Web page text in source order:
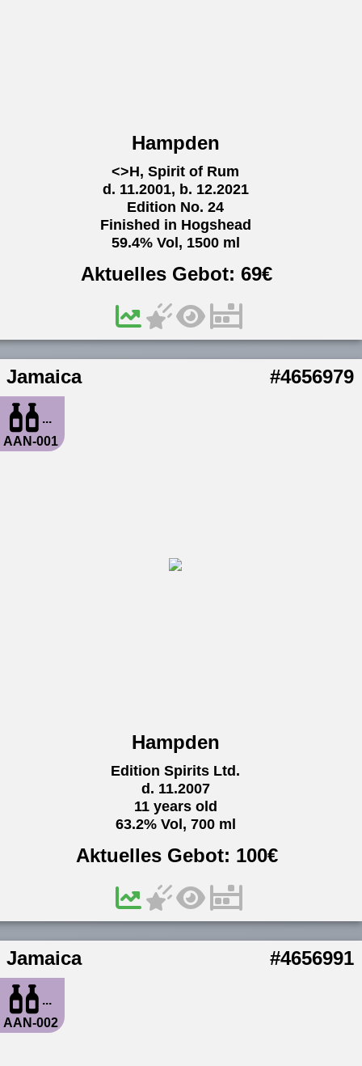
Hampden
<>H, Spirit of Rum
d. 11.2001, b. 12.2021
Edition No. 24
Finished in Hogshead
59.4% Vol, 1500 ml
Aktuelles Gebot:69€
Jamaica #4656979
...
AAN-001
Hampden
Edition Spirits Ltd.
d. 11.2007
11 years old
63.2% Vol, 700 ml
Aktuelles Gebot: 100€
Jamaica #4656991
...
AAN-002